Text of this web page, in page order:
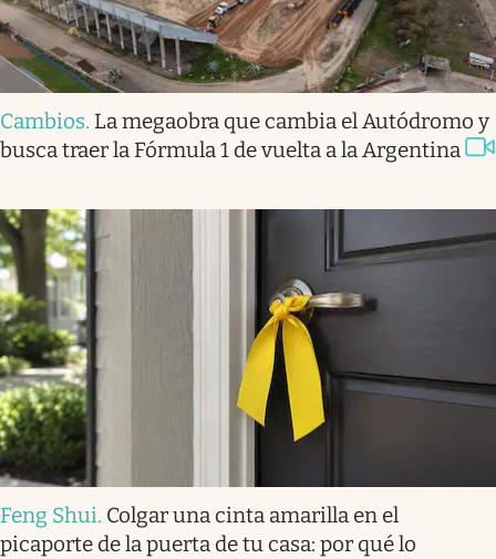
Cambios. La megaobra que cambia el Autódromo y
busca traer la Fórmula 1 de vuelta a la Argentina
Feng Shui. Colgar una cinta amarilla en el
picaporte de la puerta de tu casa: por qué lo